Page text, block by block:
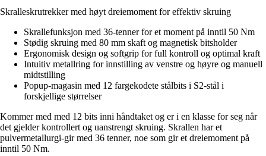
Skralleskrutrekker med høyt dreiemoment for effektiv skruing
Skrallefunksjon med 36-tenner for et moment på inntil 50 Nm
Stødig skruing med 80 mm skaft og magnetisk bitsholder
Ergonomisk design og softgrip for full kontroll og optimal kraft
Intuitiv metallring for innstilling av venstre og høyre og manuell
midtstilling
Popup-magasin med 12 fargekodete stålbits i S2-stål i
forskjellige størrelser
Kommer med med 12 bits inni håndtaket og er i en klasse for seg når
det gjelder kontrollert og uanstrengt skruing. Skrallen har et
pulvermetallurgi-gir med 36 tenner, noe som gir et dreiemoment på
inntil 50 Nm.